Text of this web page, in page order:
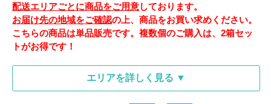
配送エリアごとに商品をご用意しております。
お届け先の地域をご確認の上、商品をお買い求めください。
こちらの商品は単品販売です。複数個のご購入は、2箱セッ
トがお得です！
エリアを詳しく見る ▼